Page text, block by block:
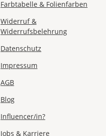
Farbtabelle & Folienfarben
Widerruf &
Widerrufsbelehrung
Datenschutz
Impressum
AGB
Blog
Influencer/in?
Jobs & Karriere